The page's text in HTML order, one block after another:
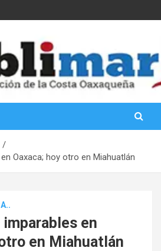
Oaxaca; hoy otro en Miahuatlán
en
en Miahuatlán